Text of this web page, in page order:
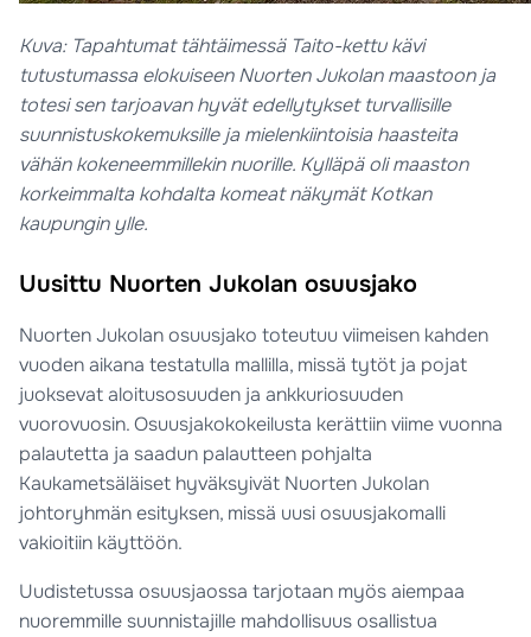
Kuva: Tapahtumat tähtäimessä Taito-kettu kävi
tutustumassa elokuiseen Nuorten Jukolan maastoon ja
totesi sen tarjoavan hyvät edellytykset turvallisille
suunnistuskokemuksille ja mielenkiintoisia haasteita
vähän kokeneemmillekin nuorille. Kylläpä oli maaston
korkeimmalta kohdalta komeat näkymät Kotkan
kaupungin ylle.
Uusittu Nuorten Jukolan osuusjako
Nuorten Jukolan osuusjako toteutuu viimeisen kahden
vuoden aikana testatulla mallilla, missä tytöt ja pojat
juoksevat aloitusosuuden ja ankkuriosuuden
vuorovuosin. Osuusjakokokeilusta kerättiin viime vuonna
palautetta ja saadun palautteen pohjalta
Kaukametsäläiset hyväksyivät Nuorten Jukolan
johtoryhmän esityksen, missä uusi osuusjakomalli
vakioitiin käyttöön.
Uudistetussa osuusjaossa tarjotaan myös aiempaa
nuoremmille suunnistajille mahdollisuus osallistua